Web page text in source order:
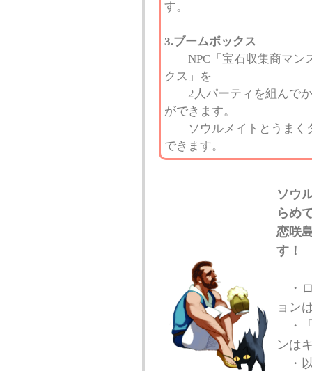
す。
3.ブームボックス
NPC「宝石収集商マン
クス」を
2人パーティを組んでか
ができます。
ソウルメイトとうまく
できます。
ソウ
らめ
恋咲
す！
・ロ
ョン
・「
ンは
・以